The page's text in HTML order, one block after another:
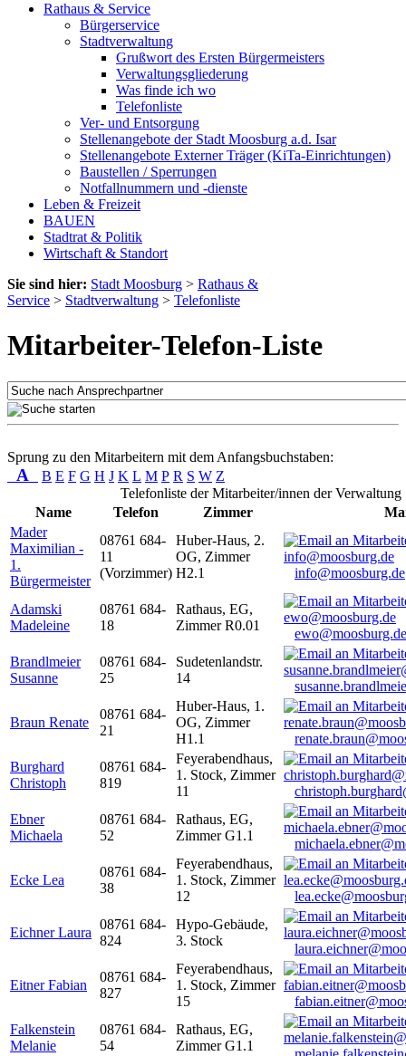
Rathaus & Service
Bürgerservice
Stadtverwaltung
Grußwort des Ersten Bürgermeisters
Verwaltungsgliederung
Was finde ich wo
Telefonliste
Ver- und Entsorgung
Stellenangebote der Stadt Moosburg a.d. Isar
Stellenangebote Externer Träger (KiTa-Einrichtungen)
Baustellen / Sperrungen
Notfallnummern und -dienste
Leben & Freizeit
BAUEN
Stadtrat & Politik
Wirtschaft & Standort
Sie sind hier: Stadt Moosburg > Rathaus &
Service > Stadtverwaltung > Telefonliste
Mitarbeiter-Telefon-Liste
Sprung zu den Mitarbeitern mit dem Anfangsbuchstaben:
A B E F G H J K L M P R S W Z
Telefonliste der Mitarbeiter/innen der Verwaltung
Name
Telefon Zimmer
Mader
Maximilian -
1.
Bürgermeister
08761 684-
11
(Vorzimmer)
Huber-Haus, 2.
OG, Zimmer
H2.1
info@moosburg.de
Adamski
Madeleine
08761 684-
18
Rathaus, EG,
Zimmer R0.01
ewo@moosburg.de
Brandlmeier
Susanne
08761 684-
25
Sudetenlandstr.
14
Braun Renate
08761 684-
21
Huber-Haus, 1.
OG, Zimmer
H1.1
Burghard
Christoph
08761 684-
819
Feyerabendhaus,
1. Stock, Zimmer
11
Ebner
Michaela
08761 684-
52
Rathaus, EG,
Zimmer G1.1
Ecke Lea
08761 684-
38
Feyerabendhaus,
1. Stock, Zimmer
12
Eichner Laura
08761 684-
824
Hypo-Gebäude,
3. Stock
Eitner Fabian
08761 684-
827
Feyerabendhaus,
1. Stock, Zimmer
15
Falkenstein
Melanie
08761 684-
54
Rathaus, EG,
Zimmer G1.1